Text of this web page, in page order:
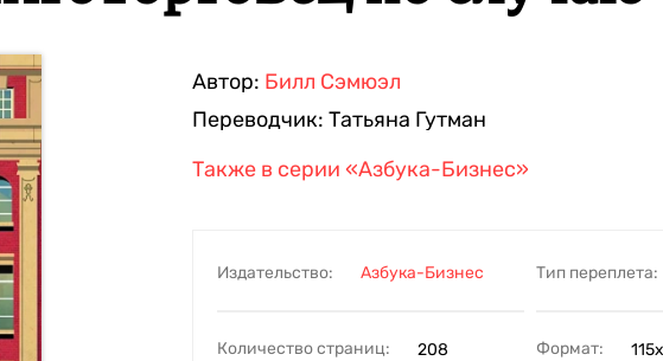
Автор: Билл Сэмюэл
Переводчик: Татьяна Гутман
Также в серии «Азбука-Бизнес»
Издательство: Азбука-Бизнес Тип переплета:
Количество страниц: 208 Формат: